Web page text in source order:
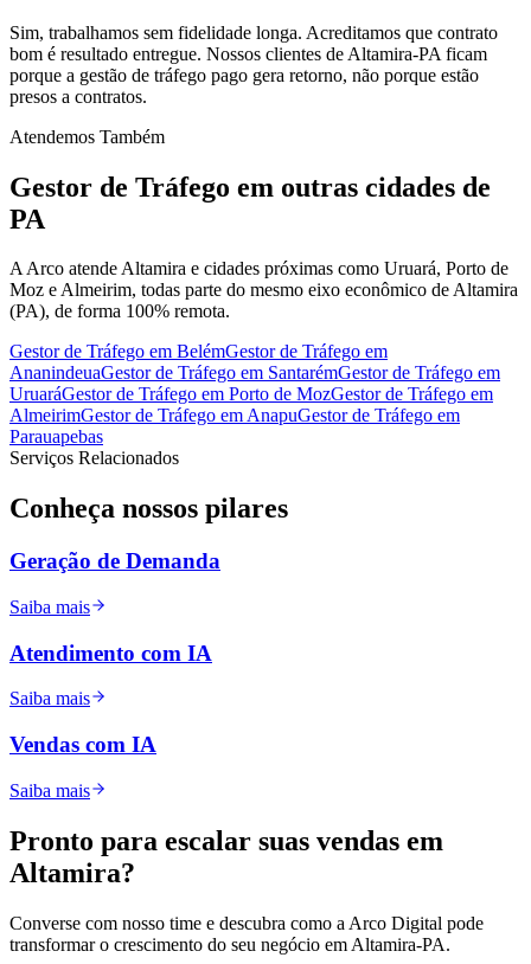
Sim, trabalhamos sem fidelidade longa. Acreditamos que contrato
bom é resultado entregue. Nossos clientes de Altamira-PA ficam
porque a gestão de tráfego pago gera retorno, não porque estão
presos a contratos.
Atendemos Também
Gestor de Tráfego em outras cidades de
PA
A Arco atende Altamira e cidades próximas como Uruará, Porto de
Moz e Almeirim, todas parte do mesmo eixo econômico de Altamira
(PA), de forma 100% remota.
Gestor de Tráfego em BelémGestor de Tráfego em
AnanindeuaGestor de Tráfego em SantarémGestor de Tráfego em
UruaráGestor de Tráfego em Porto de MozGestor de Tráfego em
AlmeirimGestor de Tráfego emAnapuGestor de Tráfego em
Parauapebas
Serviços Relacionados
Conheça nossos pilares
Geração de Demanda
Saiba mais
Atendimento com IA
Saiba mais
Vendas com IA
Saiba mais
Pronto para escalar suas vendas em
Altamira?
Converse com nosso time e descubra como a Arco Digital pode
transformar o crescimento do seu negócio em Altamira-PA.